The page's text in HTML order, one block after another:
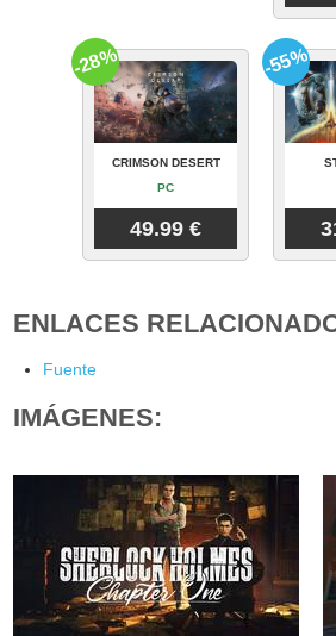
CRIMSON DESERT
PC
49.99 €
-28% -55%
ENLACES
Fuente
IMÁGENES: